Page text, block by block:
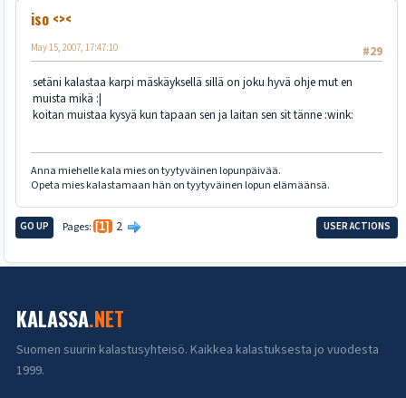
iso <><
#29
May 15, 2007, 17:47:10
setäni kalastaa karpi mäskäyksellä sillä on joku hyvä ohje mut en
muista mikä :|
koitan muistaa kysyä kun tapaan sen ja laitan sen sit tänne :wink:
Anna miehelle kala mies on tyytyväinen lopunpäivää.
Opeta mies kalastamaan hän on tyytyväinen lopun elämäänsä.
GO UP Pages 1 2 USER ACTIONS
KALASSA.NET
Suomen suurin kalastusyhteisö. Kaikkea kalastuksesta jo vuodesta
1999.